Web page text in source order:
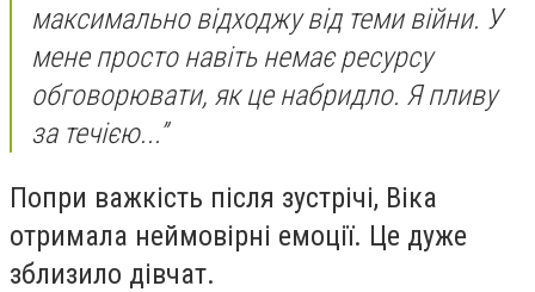
максимально відходжу від теми війни. У
мене просто навіть немає ресурсу
обговорювати, як це набридло. Я пливу
за течією...”
Попри важкість після зустрічі, Віка
отримала неймовірні емоції. Це дуже
зблизило дівчат.